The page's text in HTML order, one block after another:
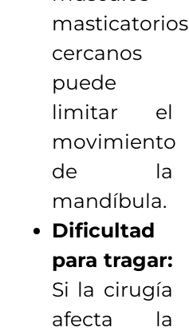
masticatorios
cercanos
puede
limitar el
movimiento
de la
mandíbula.
Dificultad
para tragar:
Si la cirugía
afecta la